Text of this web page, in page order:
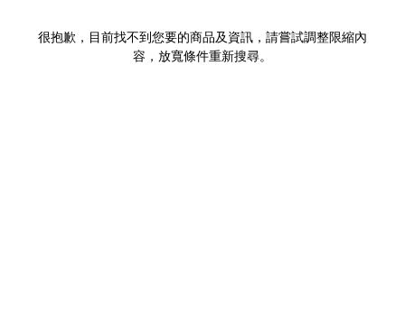
很抱歉，目前找不到您要的商品及資訊，請嘗試調整限縮內
容，放寬條件重新搜尋。